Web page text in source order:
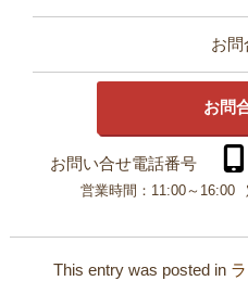
お問
お問
お問い合せ電話番号
営業時間： 11:00～16:00
This entry was posted in